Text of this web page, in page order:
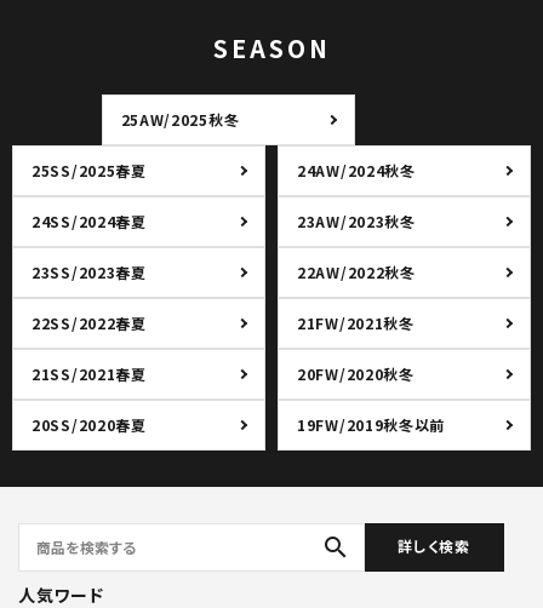
SEASON
25AW/2025秋冬
25SS/2025春夏 24AW/2024秋冬
24SS/2024春夏 23AW/2023秋冬
23SS/2023春夏 22AW/2022秋冬
22SS/2022春夏 21FW/2021秋冬
21SS/2021春夏 20FW/2020秋冬
20SS/2020春夏 19FW/2019秋冬以前
search 詳しく検索
人気ワード